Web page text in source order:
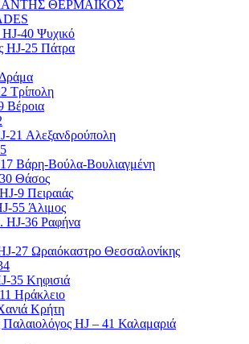
ΘΕΡΜΑΪΚΟΣ
HJ-40 Ψυχικό
HJ-25 Πάτρα
Τρίπολη
Βέροια
21 Αλεξανδρούπολη
Βάρη-Βούλα-Βουλιαγμένη
Θάσος
9 Πειραιάς
55 Άλιμος
HJ-36 Ραφήνα
27 Ωραιόκαστρο Θεσσαλονίκης
35 Κηφισιά
Ηράκλειο
Κρήτη
Παλαιολόγος HJ – 41 Καλαμαριά